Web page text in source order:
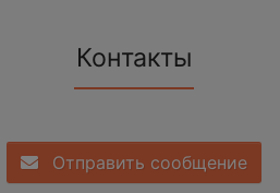
Контакты
Отправить сообщение